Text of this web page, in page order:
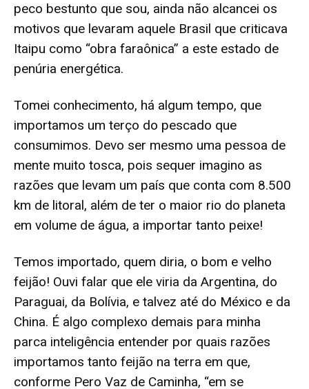
peco bestunto que sou, ainda não alcancei os
motivos que levaram aquele Brasil que criticava
Itaipu como “obra faraônica” a este estado de
penúria energética.
Tomei conhecimento, há algum tempo, que
importamos um terço do pescado que
consumimos. Devo ser mesmo uma pessoa de
mente muito tosca, pois sequer imagino as
razões que levam um país que conta com 8.500
km de litoral, além de ter o maior rio do planeta
em volume de água, a importar tanto peixe!
Temos importado, quem diria, o bom e velho
feijão! Ouvi falar que ele viria da Argentina, do
Paraguai, da Bolívia, e talvez até do México e da
China. É algo complexo demais para minha
parca inteligência entender por quais razões
importamos tanto feijão na terra em que,
conforme Pero Vaz de Caminha, “em se